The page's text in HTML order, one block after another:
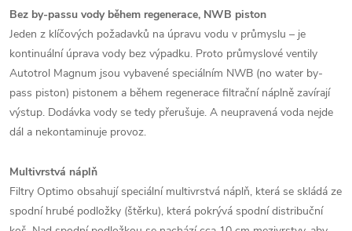
Bez by-passu vody během regenerace, NWB piston
Jeden z klíčových požadavků na úpravu vodu v průmyslu – je
kontinuální úprava vody bez výpadku. Proto průmyslové ventily
Autotrol Magnum jsou vybavené speciálním NWB (no water by-
pass piston) pistonem a během regenerace filtrační náplně zavírají
výstup. Dodávka vody se tedy přerušuje. A neupravená voda nejde
dál a nekontaminuje provoz.
Multivrstvá náplň
Filtry Optimo obsahují speciální multivrstvá náplň, která se skládá ze
spodní hrubé podložky (štěrku), která pokrývá spodní distribuční